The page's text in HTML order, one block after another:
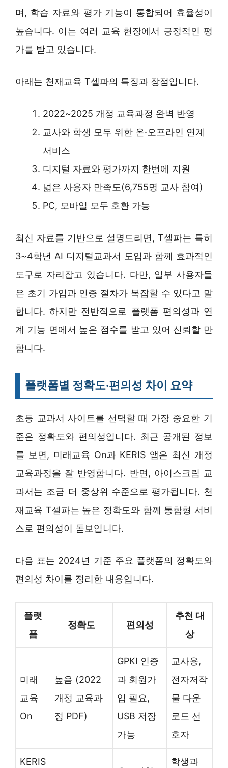
며, 학습 자료와 평가 기능이 통합되어 효율성이
높습니다. 이는 여러 교육 현장에서 긍정적인 평
가를 받고 있습니다.
아래는 천재교육 T셀파의 특징과 장점입니다.
2022~2025 개정 교육과정 완벽 반영
교사와 학생 모두 위한 온·오프라인 연계
서비스
디지털 자료와 평가까지 한번에 지원
넓은 사용자 만족도(6,755명 교사 참여)
PC, 모바일 모두 호환 가능
최신 자료를 기반으로 설명드리면, T셀파는 특히
3~4학년 AI 디지털교과서 도입과 함께 효과적인
도구로 자리잡고 있습니다. 다만, 일부 사용자들
은 초기 가입과 인증 절차가 복잡할 수 있다고 말
합니다. 하지만 전반적으로 플랫폼 편의성과 연
계 기능 면에서 높은 점수를 받고 있어 신뢰할 만
합니다.
플랫폼별 정확도·편의성 차이 요약
초등 교과서 사이트를 선택할 때 가장 중요한 기
준은 정확도와 편의성입니다. 최근 공개된 정보
를 보면, 미래교육 On과 KERIS 앱은 최신 개정
교육과정을 잘 반영합니다. 반면, 아이스크림 교
과서는 조금 더 중상위 수준으로 평가됩니다. 천
재교육 T셀파는 높은 정확도와 함께 통합형 서비
스로 편의성이 돋보입니다.
다음 표는 2024년 기준 주요 플랫폼의 정확도와
편의성 차이를 정리한 내용입니다.
플랫
폼
정확도 편의성
추천 대
상
미래
교육
On
높음 (2022
개정 교육과
정 PDF)
GPKI 인증
과 회원가
입 필요,
USB 저장
가능
교사용,
전자저작
물 다운
로드 선
호자
KERIS
학생과